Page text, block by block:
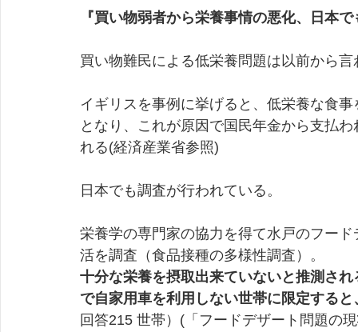
『買い物弱者から栄養事情の悪化、日本
買い物難民による低栄養問題は以前から
イギリスを事例に挙げると、低栄養な食
となり、これが原因で国民年金から支払
れる(経済産業省参照)
日本でも調査が行われている。
栄養学の専門家の協力を得て水戸のフー
活を調査（食品接種の多様性調査）。
十分な栄養を摂取出来ていないと推測さ
で自家用車を利用しない世帯に限定する
回答215 世帯）(「フードデザート問題の